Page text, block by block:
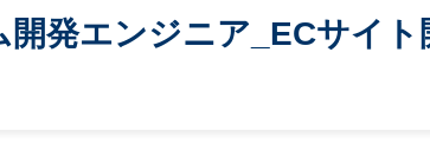
開発エンジニア_ECサイト